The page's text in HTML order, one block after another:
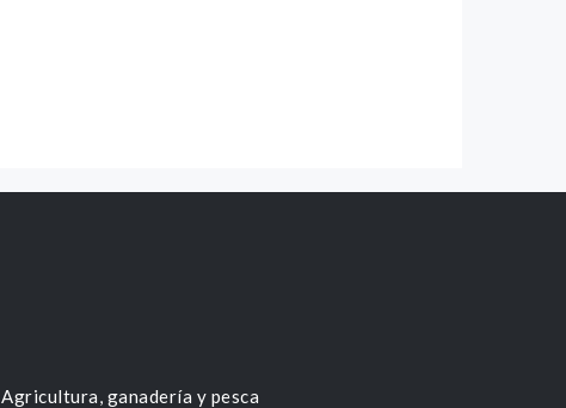
Agricultura, ganadería y pesca